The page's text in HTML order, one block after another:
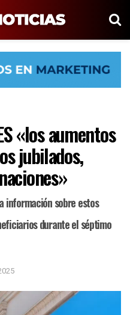
«los aumentos
jubilados,
información sobre estos
durante el séptimo